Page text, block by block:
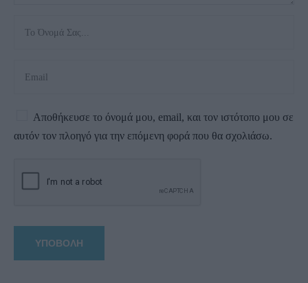
Αποθήκευσε το όνομά μου, email, και τον ιστότοπο μου σε
αυτόν τον πλοηγό για την επόμενη φορά που θα σχολιάσω.